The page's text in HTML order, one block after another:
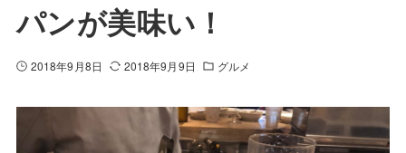
パンが美味い！
2018年9月8日 2018年9月9日 グルメ